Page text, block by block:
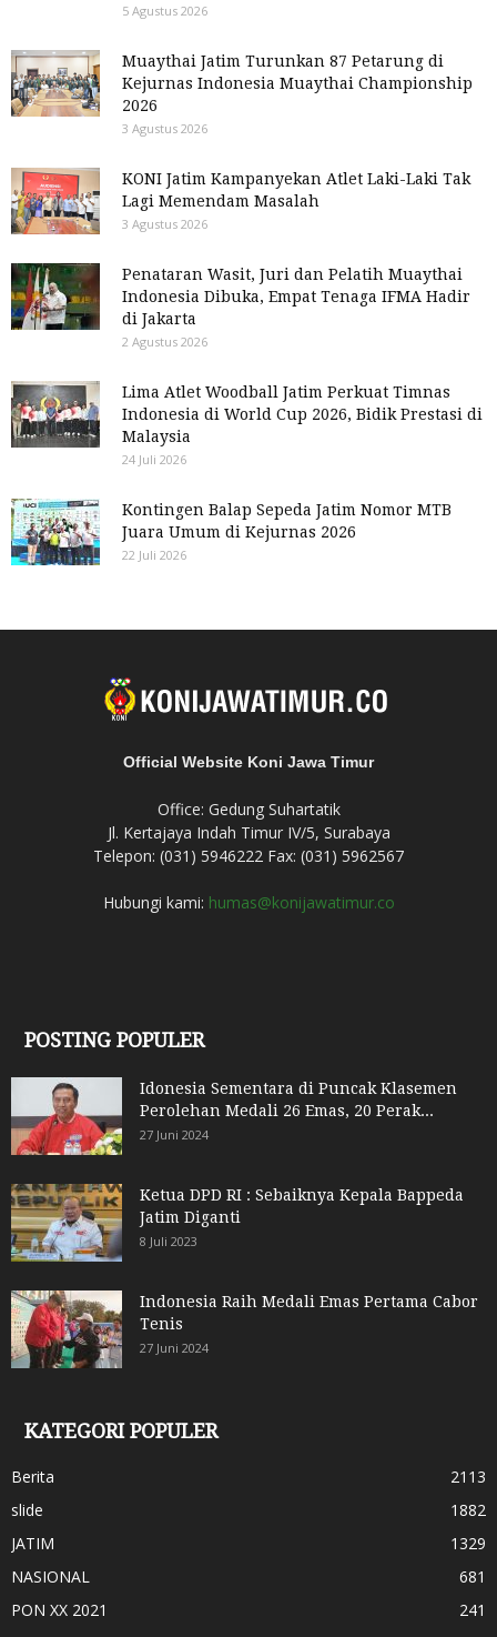
5 Agustus 2026
Muaythai Jatim Turunkan 87 Petarung di
Kejurnas Indonesia Muaythai Championship
2026
3 Agustus 2026
KONI Jatim Kampanyekan Atlet Laki-Laki Tak
Lagi Memendam Masalah
3 Agustus 2026
Penataran Wasit, Juri dan Pelatih Muaythai
Indonesia Dibuka, Empat Tenaga IFMA Hadir
di Jakarta
2 Agustus 2026
Lima Atlet Woodball Jatim Perkuat Timnas
Indonesia di World Cup 2026, Bidik Prestasi di
Malaysia
24 Juli 2026
Kontingen Balap Sepeda Jatim Nomor MTB
Juara Umum di Kejurnas 2026
22 Juli 2026
Official Website Koni Jawa Timur
Office: Gedung Suhartatik
Jl. Kertajaya Indah Timur IV/5, Surabaya
Telepon: (031) 5946222 Fax: (031) 5962567
Hubungi kami: humas@konijawatimur.co
POSTING POPULER
Idonesia Sementara di Puncak Klasemen
Perolehan Medali 26 Emas, 20 Perak...
27 Juni 2024
Ketua DPD RI : Sebaiknya Kepala Bappeda
Jatim Diganti
8 Juli 2023
Indonesia Raih Medali Emas Pertama Cabor
Tenis
27 Juni 2024
KATEGORI POPULER
Berita
2113
slide
1882
JATIM
1329
NASIONAL
681
PON XX 2021
241